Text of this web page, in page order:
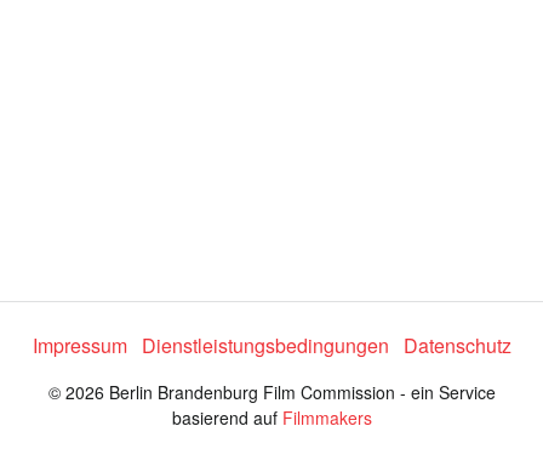
s
p
Impressum Dienstleistungsbedingungen Datenschutz
© 2026 Berlin Brandenburg Film Commission - ein Service
basierend auf Filmmakers